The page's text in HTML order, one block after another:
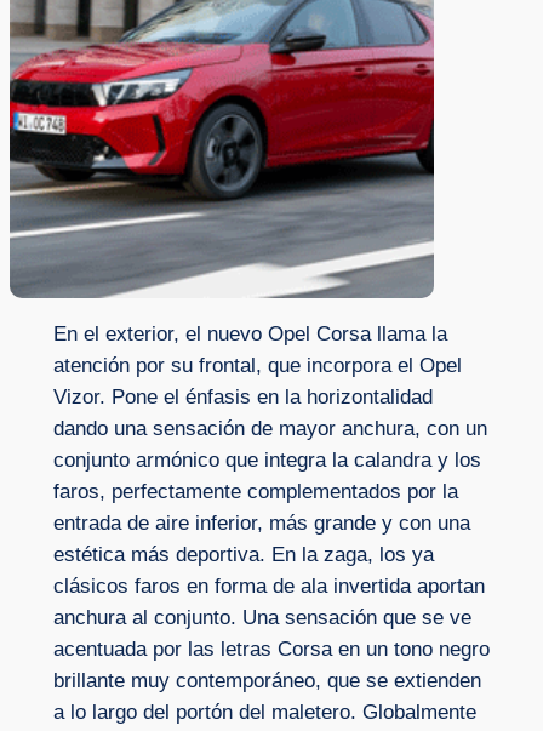
En el exterior, el nuevo Opel Corsa llama la
atención por su frontal, que incorpora el Opel
Vizor. Pone el énfasis en la horizontalidad
dando una sensación de mayor anchura, con un
conjunto armónico que integra la calandra y los
faros, perfectamente complementados por la
entrada de aire inferior, más grande y con una
estética más deportiva. En la zaga, los ya
clásicos faros en forma de ala invertida aportan
anchura al conjunto. Una sensación que se ve
acentuada por las letras Corsa en un tono negro
brillante muy contemporáneo, que se extienden
a lo largo del portón del maletero. Globalmente